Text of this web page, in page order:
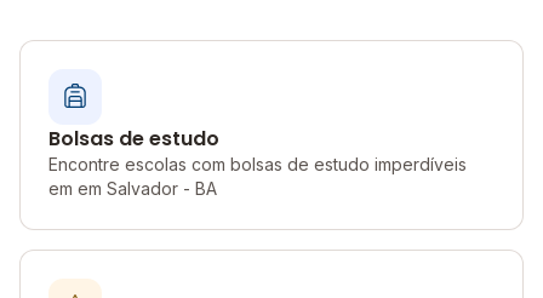
Bolsas de estudo
Encontre escolas com bolsas de estudo imperdíveis
em em Salvador - BA